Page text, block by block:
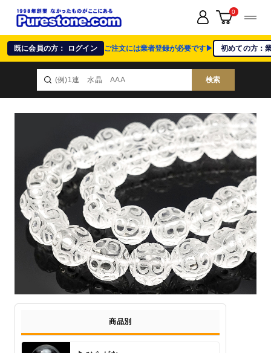
既に会員の方： ログイン ご注文には業者登録が必要です▶ 初めての方：
検索
0
商品別